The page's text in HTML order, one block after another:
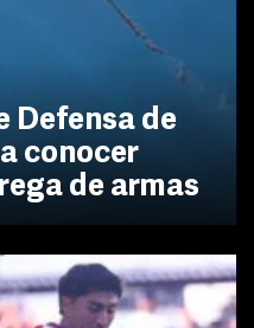
Defensa de
conocer
de armas